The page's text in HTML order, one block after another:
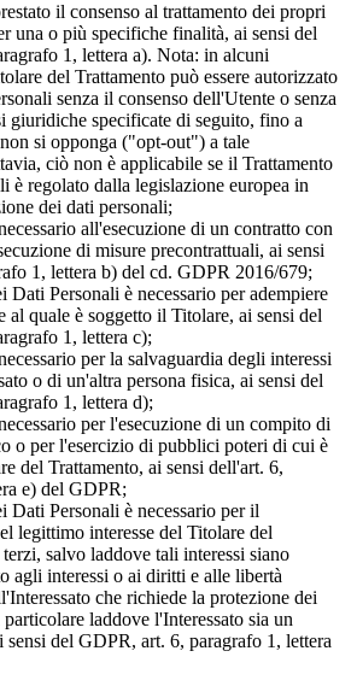
il consenso al trattamento dei propri
una o più specifiche finalità, ai sensi del
1, lettera a). Nota: in alcuni
del Trattamento può essere autorizzato
senza il consenso dell'Utente o senza
giuridiche specificate di seguito, fino a
si opponga ("opt-out") a tale
ciò non è applicabile se il Trattamento
è regolato dalla legislazione europea in
dei dati personali;
all'esecuzione di un contratto con
di misure precontrattuali, ai sensi
1, lettera b) del cd. GDPR 2016/679;
Dati Personali è necessario per adempiere
al quale è soggetto il Titolare, ai sensi del
1, lettera c);
per la salvaguardia degli interessi
o di un'altra persona fisica, ai sensi del
1, lettera d);
per l'esecuzione di un compito di
o per l'esercizio di pubblici poteri di cui è
del Trattamento, ai sensi dell'art. 6,
e) del GDPR;
Dati Personali è necessario per il
legittimo interesse del Titolare del
salvo laddove tali interessi siano
agli interessi o ai diritti e alle libertà
che richiede la protezione dei
laddove l'Interessato sia un
del GDPR, art. 6, paragrafo 1, lettera